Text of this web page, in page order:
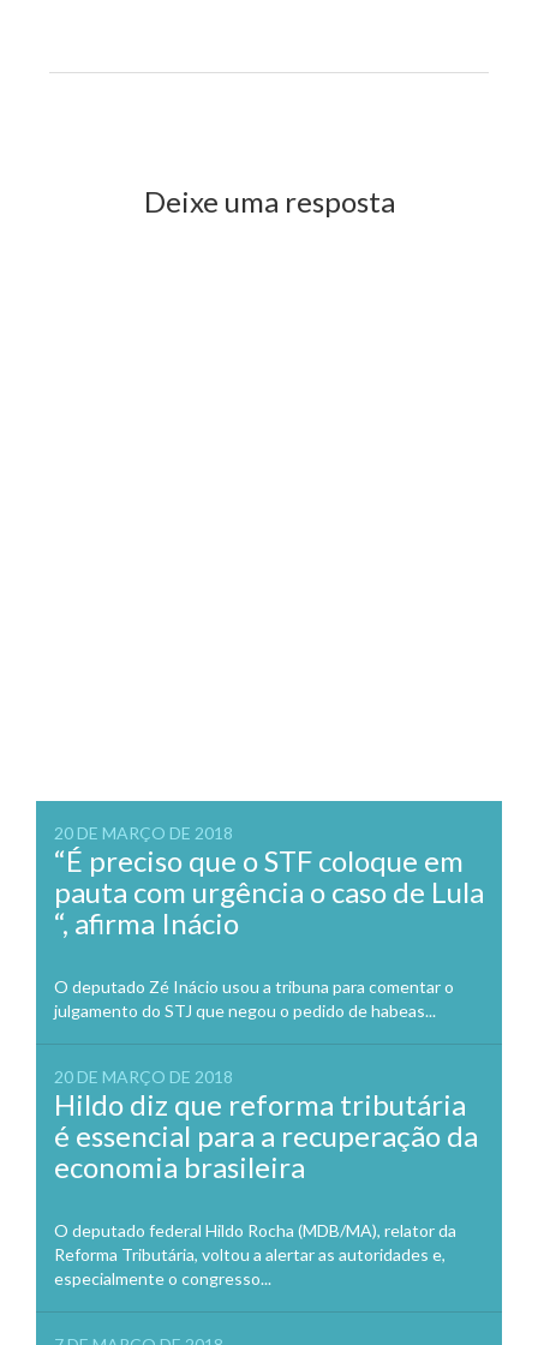
Deixe uma resposta
20 DE MARÇO DE 2018
“É preciso que o STF coloque em
pauta com urgência o caso de Lula
“, afirma Inácio
O deputado Zé Inácio usou a tribuna para comentar o
julgamento do STJ que negou o pedido de habeas...
20 DE MARÇO DE 2018
Hildo diz que reforma tributária
é essencial para a recuperação da
economia brasileira
O deputado federal Hildo Rocha (MDB/MA), relator da
Reforma Tributária, voltou a alertar as autoridades e,
especialmente o congresso...